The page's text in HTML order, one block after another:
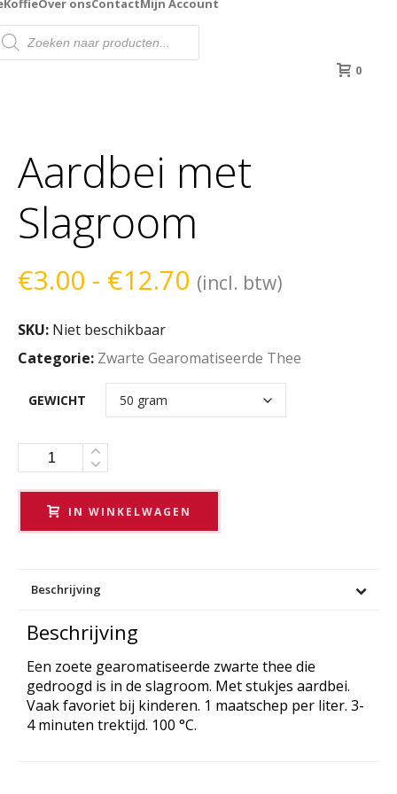
KoffieOver onsContact Mijn Account
0
Aardbei met
Slagroom
€3.00 - €12.70 Prijsklasse:
tot
€12.70
(incl. btw)
SKU: Niet beschikbaar
Categorie: Zwarte Gearomatiseerde Thee
GEWICHT
Aantal
IN WINKELWAGEN
Beschrijving
Beschrijving
Een zoete gearomatiseerde zwarte thee die
gedroogd is in de slagroom. Met stukjes aardbei.
Vaak favoriet bij kinderen. 1 maatschep per liter. 3-
4 minuten trektijd. 100 °C.